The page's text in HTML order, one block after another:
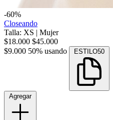
-60%
Closeando
Talla: XS | Mujer
$18.000 $45.000
$9.000 50% usando ESTILO50
Agregar